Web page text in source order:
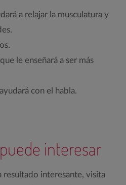
a relajar la musculatura y
le enseñará a ser más
con el habla.
interesar
resultado interesante, visita